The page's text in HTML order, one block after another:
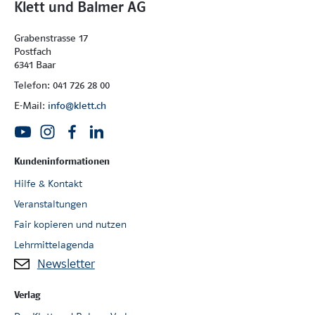
Klett und Balmer AG
Grabenstrasse 17
Postfach
6341 Baar
Telefon: 041 726 28 00
E-Mail: info@klett.ch
Kundeninformationen
Hilfe & Kontakt
Veranstaltungen
Fair kopieren und nutzen
Lehrmittelagenda
Newsletter
Verlag